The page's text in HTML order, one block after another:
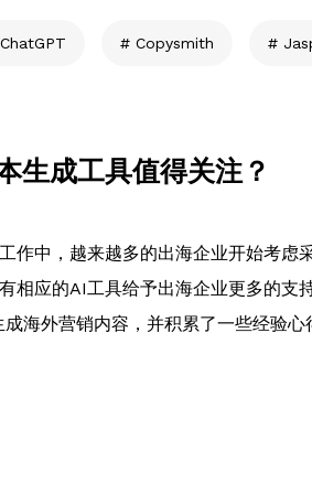
ChatGPT Copysmith
生成工具值得关注？
作中，越来越多的出海企业开始考
相应的AI工具给予出海企业更多的支
海外营销内容，并积累了一些经验